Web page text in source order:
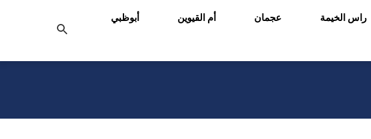
راس الخيمة عجمان أم القيوين أبوظبي